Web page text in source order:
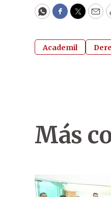
WhatsApp
Facebook
Twitter
Academil
Más